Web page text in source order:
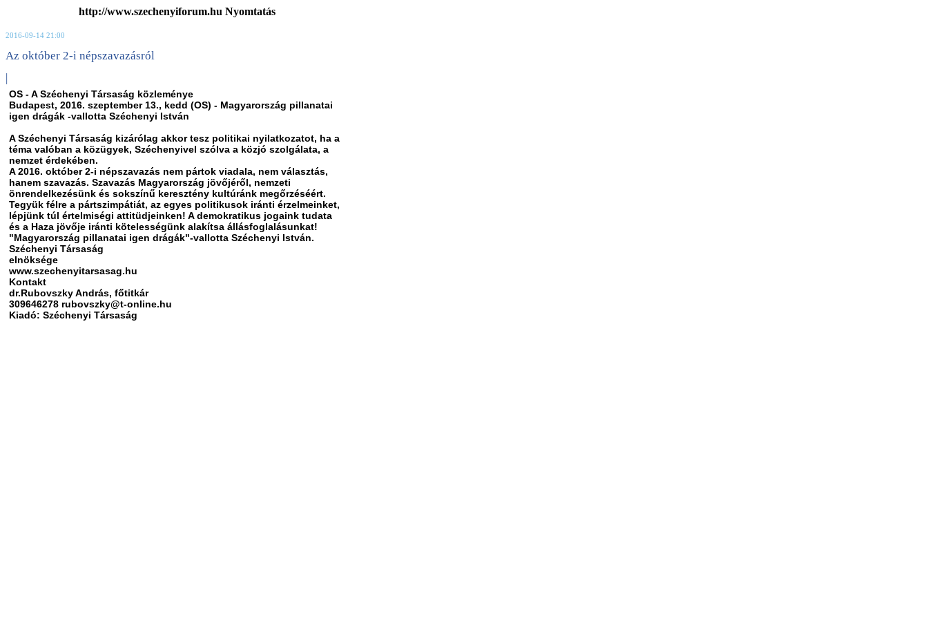
http://www.szechenyiforum.hu Nyomtatás
2016-09-14 21:00
Az október 2-i népszavazásról
|
OS - A Széchenyi Társaság közleménye
Budapest, 2016. szeptember 13., kedd (OS) - Magyarország pillanatai
igen drágák -vallotta Széchenyi István
A Széchenyi Társaság kizárólag akkor tesz politikai nyilatkozatot, ha a
téma valóban a közügyek, Széchenyivel szólva a közjó szolgálata, a
nemzet érdekében.
A 2016. október 2-i népszavazás nem pártok viadala, nem választás,
hanem szavazás. Szavazás Magyarország jövőjéről, nemzeti
önrendelkezésünk és sokszínű keresztény kultúránk megőrzéséért.
Tegyük félre a pártszimpátiát, az egyes politikusok iránti érzelmeinket,
lépjünk túl értelmiségi attitüdjeinken! A demokratikus jogaink tudata
és a Haza jövője iránti kötelességünk alakítsa állásfoglalásunkat!
"Magyarország pillanatai igen drágák"-vallotta Széchenyi István.
Széchenyi Társaság
elnöksége
www.szechenyitarsasag.hu
Kontakt
dr.Rubovszky András, főtitkár
309646278 rubovszky@t-online.hu
Kiadó: Széchenyi Társaság